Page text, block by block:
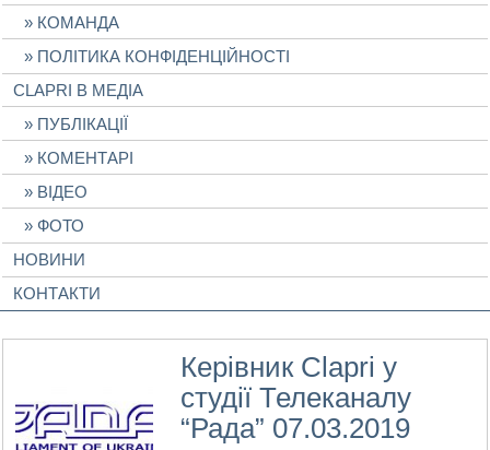
КОМАНДА
ПОЛІТИКА КОНФІДЕНЦІЙНОСТІ
CLAPRI В МЕДІА
ПУБЛІКАЦІЇ
КОМЕНТАРІ
ВІДЕО
ФОТО
НОВИНИ
КОНТАКТИ
Керівник Clapri у
студії Телеканалу
“Рада” 07.03.2019